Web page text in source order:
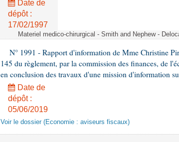
Date de
dépôt :
17/02/1997
Materiel medico-chirurgical - Smith and Nephew -
N° 1991 - Rapport d'information de Mme Christine
145 du règlement, par la commission des finances, de
en conclusion des travaux d'une mission d'information
Date de
dépôt :
05/06/2019
Voir le dossier (Economie : aviseurs fiscaux)